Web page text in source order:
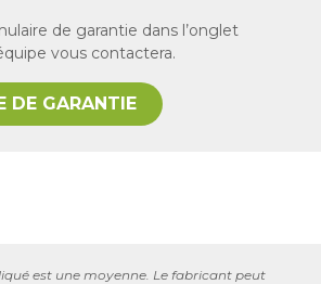
de garantie dans l’onglet
vous contactera.
DE GARANTIE
est une moyenne. Le fabricant peut